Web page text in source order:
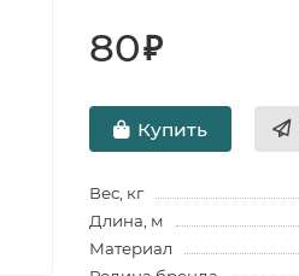
80₽
Купить
Вес, кг
Длина, м
Материал